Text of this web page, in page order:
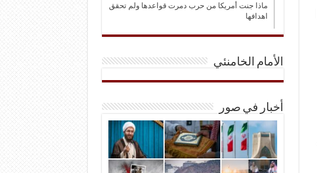
ماذا جنت أمريكا من حرب دمرت قواعدها ولم تحقق
اهدافها
الأمام الخامنئي
أخبار في صور